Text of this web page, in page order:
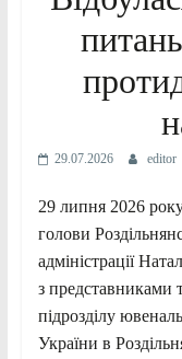
29.07.2026 editor
29 липня 2026
голови
адміністрації
з представниками
підрозділу
України в